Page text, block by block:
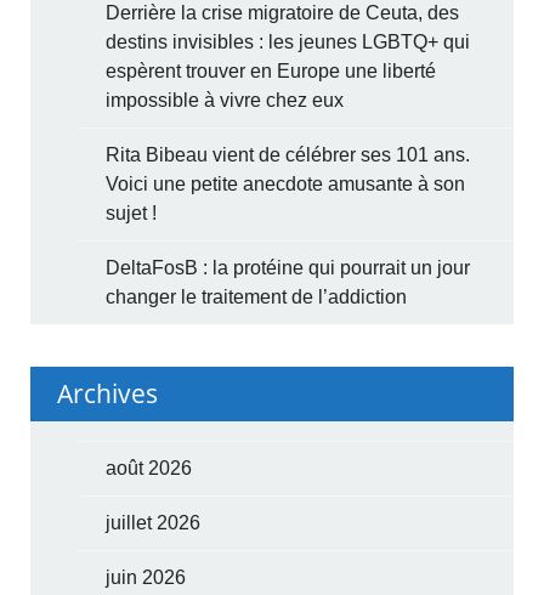
Derrière la crise migratoire de Ceuta, des
destins invisibles : les jeunes LGBTQ+ qui
espèrent trouver en Europe une liberté
impossible à vivre chez eux
Rita Bibeau vient de célébrer ses 101 ans.
Voici une petite anecdote amusante à son
sujet !
DeltaFosB : la protéine qui pourrait un jour
changer le traitement de l’addiction
Archives
août 2026
juillet 2026
juin 2026